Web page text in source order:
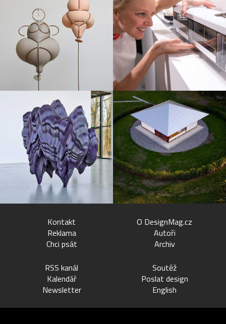
Kontakt
Reklama
Chci psát
O DesignMag.cz
Autoři
Archiv
RSS kanál
Kalendář
Newsletter
Soutěž
Poslat design
English